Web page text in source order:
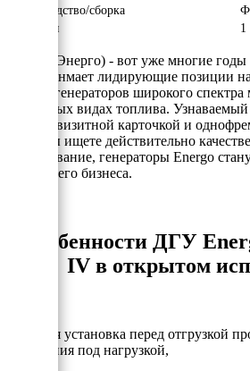
Производство/сборка
Гарантия
1
Energo (Энерго) - вот уже многие
бренд занмает лидирующие позиции
электрогенераторов широкого
различных видах топлива.
явлется визитной карточкой и
Если Вы ищете действительно
оборудование, генераторы Energo
для Вашего бизнеса.
Особенности ДГУ
IV в открытом
- Каждая установка перед отгрузкой
испытания под нагрузкой,